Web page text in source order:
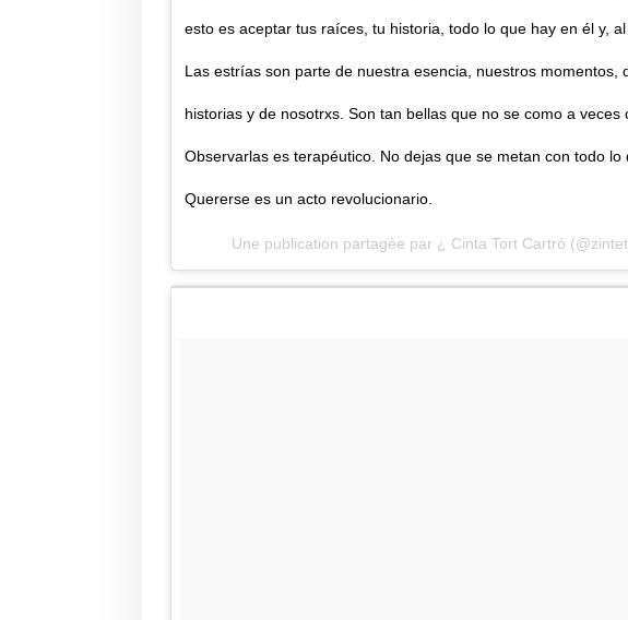
esto es aceptar tus raíces, tu historia, todo lo que hay en él y,
Las estrías son parte de nuestra esencia, nuestros momentos,
historias y de nosotrxs. Son tan bellas que no se como a veces
Observarlas es terapéutico. No dejas que se metan con todo
Quererse es un acto revolucionario.
Une publication partagée par ¿ Cinta Tort Cartró